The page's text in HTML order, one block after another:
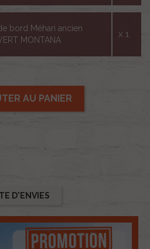
bord Méhari ancien
MONTANA
x 1
AU PANIER
D'ENVIES